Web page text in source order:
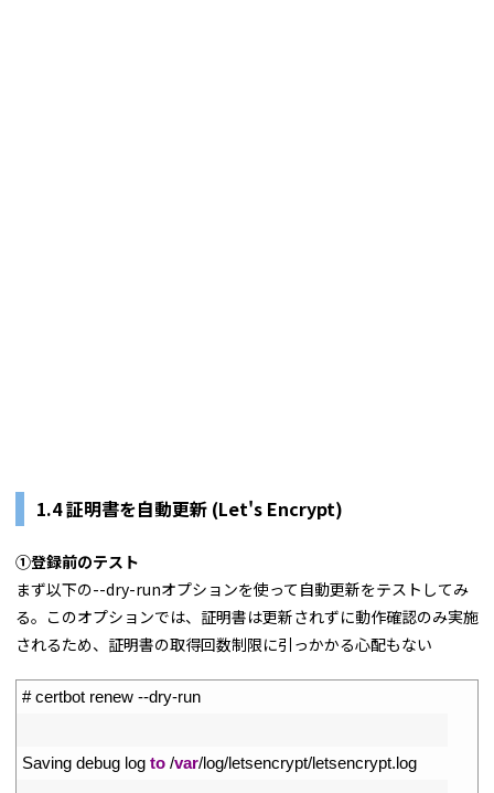
1.4 証明書を自動更新 (Let's Encrypt)
①登録前のテスト
まず以下の--dry-runオプションを使って自動更新をテストしてみ
る。このオプションでは、証明書は更新されずに動作確認のみ実施
されるため、証明書の取得回数制限に引っかかる心配もない
# certbot renew --dry-run
Saving debug log to /var/log/letsencrypt/letsencrypt.log